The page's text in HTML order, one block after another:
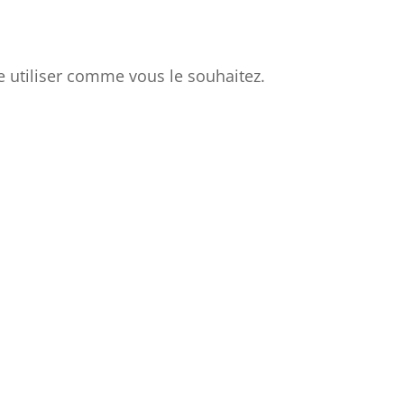
utiliser comme vous le souhaitez.